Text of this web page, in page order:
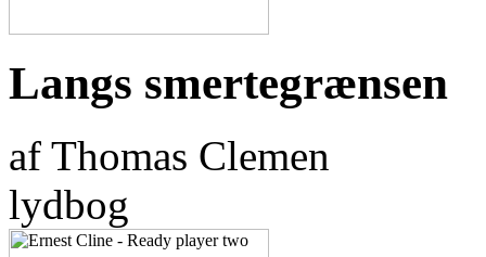
Langs smertegrænsen
af Thomas Clemen
lydbog